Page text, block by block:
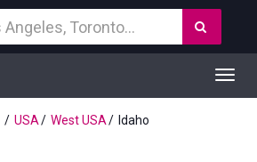
USA West USA Idaho